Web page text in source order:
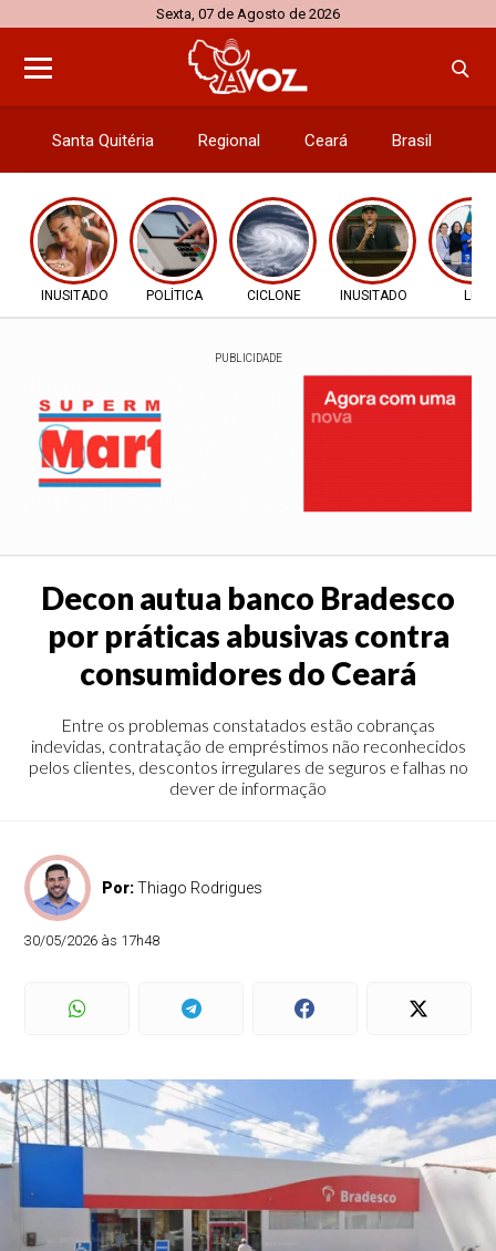
Sexta, 07 de Agosto de 2026
Santa Quitéria Regional Ceará Brasil
INUSITADO POLÍTICA CICLONE INUSITADO LEI
PUBLICIDADE
Decon autua banco Bradesco
por práticas abusivas contra
consumidores do Ceará
Entre os problemas constatados estão cobranças
indevidas, contratação de empréstimos não reconhecidos
pelos clientes, descontos irregulares de seguros e falhas no
dever de informação
Por:Thiago Rodrigues
30/05/2026 às 17h48